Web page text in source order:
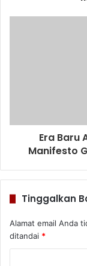
Era Baru
Manifesto
Tinggalkan
Alamat email Anda
ditandai *